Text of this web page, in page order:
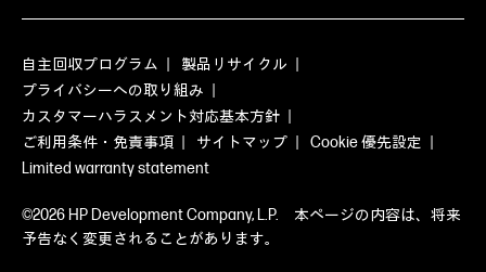
自主回収プログラム
製品リサイクル
プライバシーへの取り組み
カスタマーハラスメント対応基本方針
ご利用条件・免責事項
サイトマップ
Cookie 優先設定
Limited warranty statement
©2026 HP Development Company, L.P. 本ページの内容は、将来
予告なく変更されることがあります。